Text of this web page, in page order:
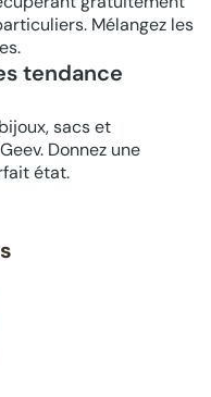
Mélangez les
tendance
sacs et
Donnez une
état.